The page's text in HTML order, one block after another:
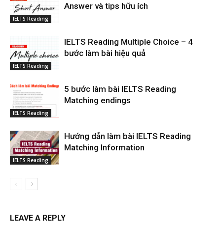
IELTS Reading
Answer và tips hữu ích
IELTS Reading
IELTS Reading Multiple Choice – 4
bước làm bài hiệu quả
IELTS Reading
5 bước làm bài IELTS Reading
Matching endings
IELTS Reading
Hướng dẫn làm bài IELTS Reading
Matching Information
LEAVE A REPLY